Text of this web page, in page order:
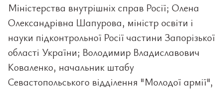
Міністерства внутрішніх справ Росії; Олена
Олександрівна Шапурова, міністр освіти і
науки підконтрольної Росії частини Запорізької
області України; Володимир Владиславович
Коваленко, начальник штабу
Севастопольського відділення "Молодої армії",